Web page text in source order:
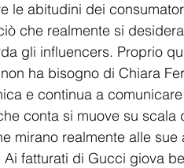
le abitudini dei
che realmente si
gli influencers. Proprio
ha bisogno di Chiara
e continua a
conta si muove su
mirano realmente alle sue
fatturati di Gucci giova